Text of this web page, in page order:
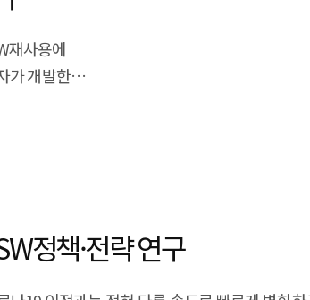
software which can be considered the
and UAM sectors based on such
industry.
를 분석하여 소프트웨어 안전 관리 관점에
체계적으로 살펴 우리 정책의 개선 방안
high-value creation across industries.
such as mobile computing, quantum
The acceleration of digital
damages, necessitating preventive
the integrity of software itself,
재사용에
가 개발한
는 혁신을 가져옴과 동시에 내재된 라이선
었고, 방안 중 하나로 SBOM(Software Bill of
정책·전략 연구